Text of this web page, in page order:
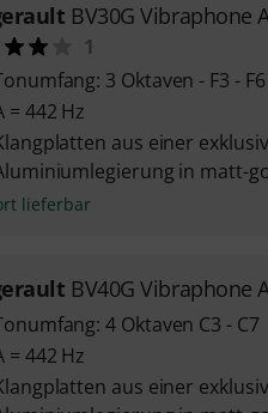
BV30G Vibraphone
1
3 Oktaven - F3 - F6
= 442 Hz
aus einer
in matt-
lieferbar
BV40G Vibraphone
4 Oktaven C3 - C7
= 442 Hz
aus einer